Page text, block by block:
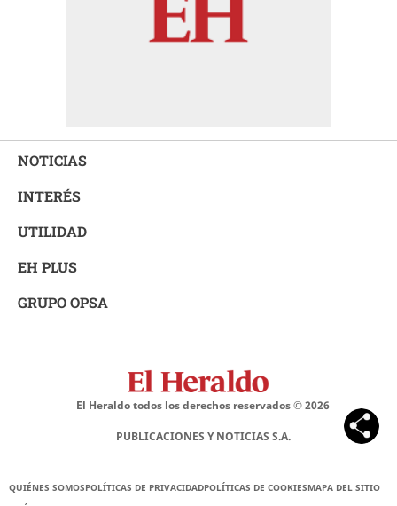
NOTICIAS
INTERÉS
UTILIDAD
EH PLUS
GRUPO OPSA
El Heraldo todos los derechos reservados ©2026
PUBLICACIONES Y NOTICIAS S.A.
QUIÉNES SOMOSPOLÍTICAS DE PRIVACIDADPOLÍTICAS DE COOKIESMAPA DEL SITIO